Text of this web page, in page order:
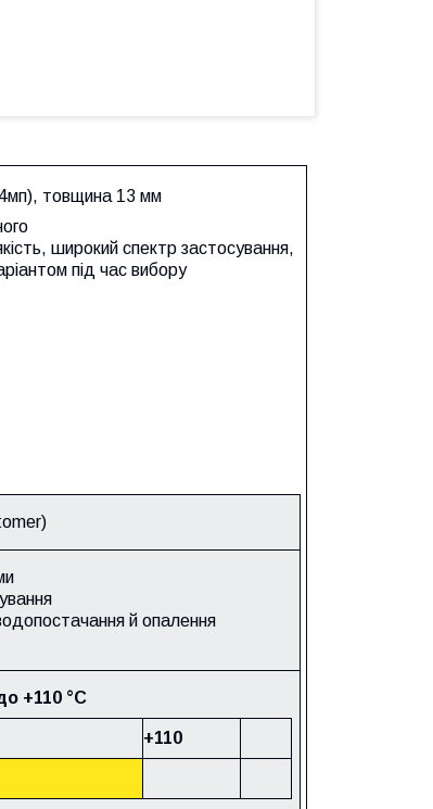
товщина 13 мм
широкий спектр застосування,
під час вибору
й опалення
+110 °C
+110